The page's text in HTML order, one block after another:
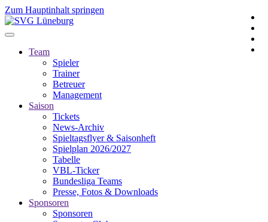
Zum Hauptinhalt springen
Team
Spieler
Trainer
Betreuer
Management
Saison
Tickets
News-Archiv
Spieltagsflyer & Saisonheft
Spielplan 2026/2027
Tabelle
VBL-Ticker
Bundesliga Teams
Presse, Fotos & Downloads
Sponsoren
Sponsoren